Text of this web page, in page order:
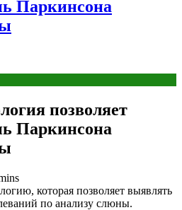
Паркинсона
позволяет
Паркинсона
которая позволяет выявлять
по анализу слюны.